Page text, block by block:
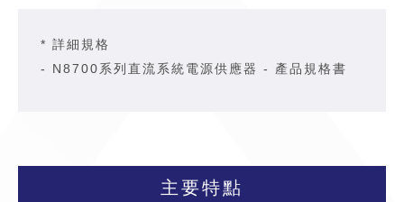
* 詳細規格
- N8700系列直流系統電源供應器 - 產品規格書
主要特點